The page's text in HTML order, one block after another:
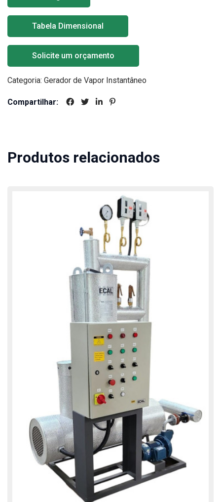
Tabela Dimensional
Solicite um orçamento
Categoria: Gerador de Vapor Instantâneo
Compartilhar:
Produtos relacionados